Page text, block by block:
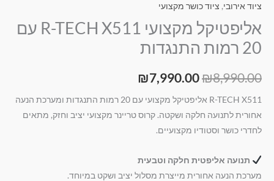
ציוד אירובי, ציוד כושר מקצועי
אליפטיקל מקצועי R-TECH X511 עם
20 רמות התנגדות
₪8,990.00
₪7,990.00
R-TECH X511 אליפטיקל מקצועי עם 20 רמות התנגדות ומערכת הנעה
אחורית לתנועה חלקה ושקטה. קרוס טריינר מקצועי יציב וחזק, מתאים
לחדרי כושר וסטודיו מקצועיים.
תנועה אליפטית חלקה וטבעית
מערכת הנעה אחורית מייצרת מסלול יציב ושקט במיוחד.